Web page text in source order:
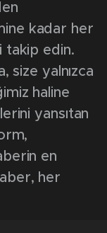
kadar her
takip edin.
size yalnızca
haline
yansıtan
en
her